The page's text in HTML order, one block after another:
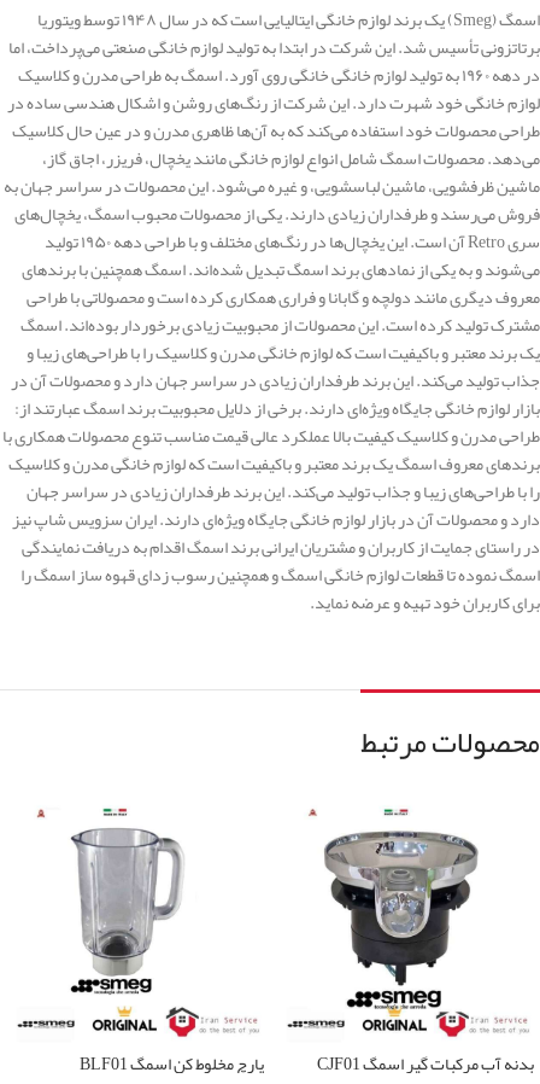
اسمگ (Smeg) یک برند لوازم خانگی ایتالیایی است که در سال ۱۹۴۸ توسط ویتوریا
برتاتزونی تأسیس شد. این شرکت در ابتدا به تولید لوازم خانگی صنعتی می‌پرداخت، اما
در دهه ۱۹۶۰ به تولید لوازم خانگی خانگی روی آورد. اسمگ به طراحی مدرن و کلاسیک
لوازم خانگی خود شهرت دارد. این شرکت از رنگ‌های روشن و اشکال هندسی ساده در
طراحی محصولات خود استفاده می‌کند که به آن‌ها ظاهری مدرن و در عین حال کلاسیک
می‌دهد. محصولات اسمگ شامل انواع لوازم خانگی مانند یخچال، فریزر، اجاق گاز،
ماشین ظرفشویی، ماشین لباسشویی، و غیره می‌شود. این محصولات در سراسر جهان به
فروش می‌رسند و طرفداران زیادی دارند. یکی از محصولات محبوب اسمگ، یخچال‌های
سری Retro آن است. این یخچال‌ها در رنگ‌های مختلف و با طراحی دهه ۱۹۵۰ تولید
می‌شوند و به یکی از نمادهای برند اسمگ تبدیل شده‌اند. اسمگ همچنین با برندهای
معروف دیگری مانند دولچه و گابانا و فراری همکاری کرده است و محصولاتی با طراحی
مشترک تولید کرده است. این محصولات از محبوبیت زیادی برخوردار بوده‌اند. اسمگ
یک برند معتبر و باکیفیت است که لوازم خانگی مدرن و کلاسیک را با طراحی‌های زیبا و
جذاب تولید می‌کند. این برند طرفداران زیادی در سراسر جهان دارد و محصولات آن در
بازار لوازم خانگی جایگاه ویژه‌ای دارند. برخی از دلایل محبوبیت برند اسمگ عبارتند از:
طراحی مدرن و کلاسیک کیفیت بالا عملکرد عالی قیمت مناسب تنوع محصولات همکاری با
برندهای معروف اسمگ یک برند معتبر و باکیفیت است که لوازم خانگی مدرن و کلاسیک
را با طراحی‌های زیبا و جذاب تولید می‌کند. این برند طرفداران زیادی در سراسر جهان
دارد و محصولات آن در بازار لوازم خانگی جایگاه ویژه‌ای دارند. ایران سزویس شاپ نیز
در راستای جمایت از کاربران و مشتریان ایرانی برند اسمگ اقدام به دریافت نمایندگی
اسمگ نموده تا قطعات لوازم خانگی اسمگ و همچنین رسوب زدای قهوه ساز اسمگ را
برای کاربران خود تهیه و عرضه نماید.
محصولات مرتبط
بدنه آب مرکبات گیر اسمگ CJF01 پارچ مخلوط کن اسمگ BLF01